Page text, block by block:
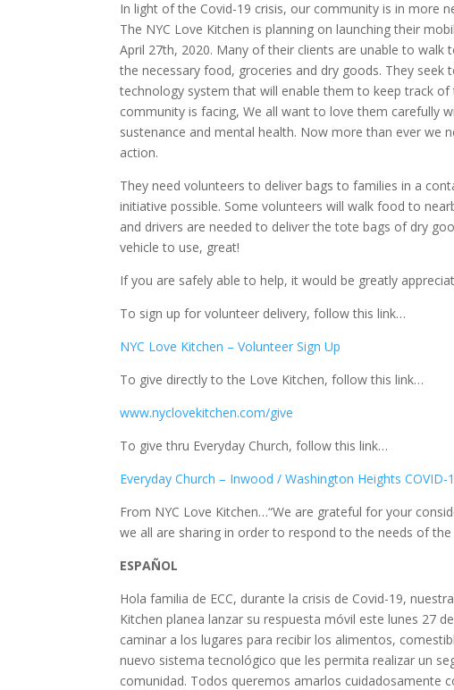
In light of the Covid-19 crisis, our community is in more
The NYC Love Kitchen is planning on launching their
April 27th, 2020. Many of their clients are unable to walk
the necessary food, groceries and dry goods. They seek
technology system that will enable them to keep track of
community is facing, We all want to love them carefully
sustenance and mental health. Now more than ever we
action.
They need volunteers to deliver bags to families in a
initiative possible. Some volunteers will walk food to
and drivers are needed to deliver the tote bags of dry
vehicle to use, great!
If you are safely able to help, it would be greatly
To sign up for volunteer delivery, follow this link…
NYC Love Kitchen – Volunteer Sign Up
To give directly to the Love Kitchen, follow this link…
www.nyclovekitchen.com/give
To give thru Everyday Church, follow this link…
Everyday Church – Inwood / Washington Heights COVID-
From NYC Love Kitchen…“We are grateful for your
we all are sharing in order to respond to the needs of the
ESPAÑOL
Hola familia de ECC, durante la crisis de Covid-19,
Kitchen planea lanzar su respuesta móvil este lunes 27
caminar a los lugares para recibir los alimentos,
nuevo sistema tecnológico que les permita realizar un
comunidad. Todos queremos amarlos cuidadosamente